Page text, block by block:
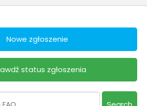
Nowe zgłoszenie
status zgłoszenia